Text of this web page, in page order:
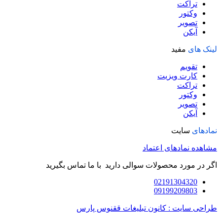
تراکت
وکتور
تصویر
آیکن
لینک های مفید
تقویم
کارت ویزیت
تراکت
وکتور
تصویر
آیکن
نمادهای سایت
مشاهده نمادهای اعتماد
اگر در مورد محصولات سوالی دارید با ما تماس بگیرید
02191304320
09199209803
طراحی سایت : کانون تبلیغات ققنوس پارس